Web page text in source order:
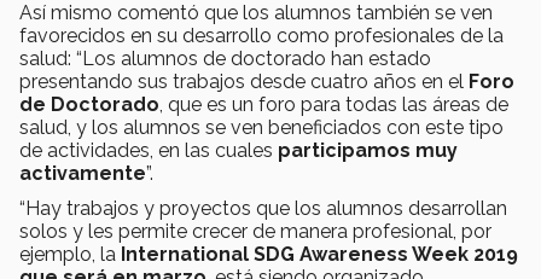
Así mismo comentó que los alumnos también se ven
favorecidos en su desarrollo como profesionales de la
salud: “Los alumnos de doctorado han estado
presentando sus trabajos desde cuatro años en el Foro
de Doctorado, que es un foro para todas las áreas de
salud, y los alumnos se ven beneficiados con este tipo
de actividades, en las cuales participamos muy
activamente”.
“Hay trabajos y proyectos que los alumnos desarrollan
solos y les permite crecer de manera profesional, por
ejemplo, la International SDG Awareness Week 2019